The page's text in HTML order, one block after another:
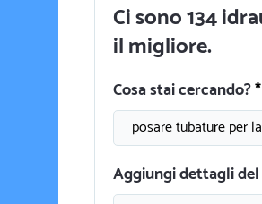
Ci sono 134
il migliore.
Cosa stai cercando?
Aggiungi dettagli